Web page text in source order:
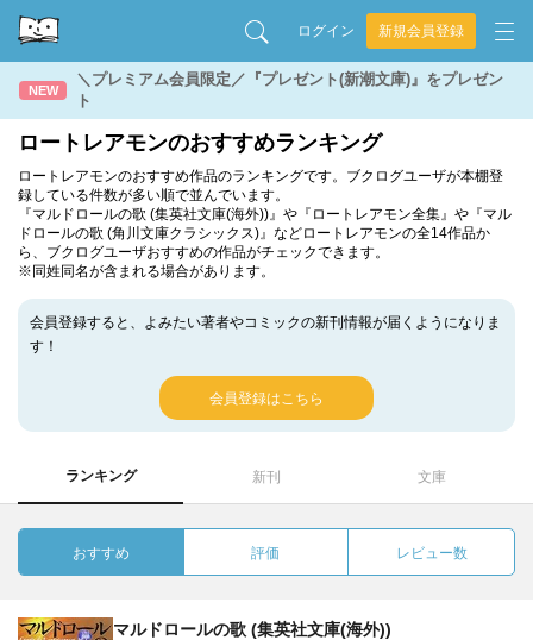
ログイン 新規会員登録
NEW
＼プレミアム会員限定／『プレゼント(新潮文庫)』をプレゼン
ト
ロートレアモンのおすすめランキング
ロートレアモンのおすすめ作品のランキングです。ブクログユーザが本棚登
録している件数が多い順で並んでいます。
『マルドロールの歌 (集英社文庫(海外))』や『ロートレアモン全集』や『マル
ドロールの歌 (角川文庫クラシックス)』などロートレアモンの全14作品か
ら、ブクログユーザおすすめの作品がチェックできます。
※同姓同名が含まれる場合があります。
会員登録すると、よみたい著者やコミックの新刊情報が届くようになりま
す！
会員登録はこちら
ランキング 新刊 文庫
おすすめ 評価 レビュー数
マルドロールの歌 (集英社文庫(海外))